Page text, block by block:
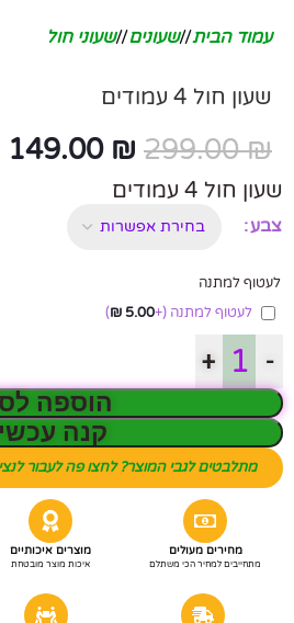
עמוד הבית/ שעונים/ שעוני חול
שעון חול 4 עמודים
299.00₪
149.00 ₪
שעון חול 4 עמודים
צבע
לעטוף למתנה
לעטוף למתנה (+
5.00
₪
)
-
+
הוספה
קנה
מתלבטים לגבי המוצר? לחצו פה לעבור
מחירים מעולים
מתחייבים למחיר הכי משתלם
מוצרים איכותיים
איכות מוצר מובטחת